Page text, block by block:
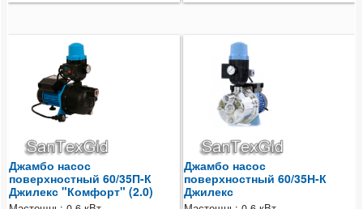
Джамбо насос
поверхностный 60/35П-К
Джилекс "Комфорт" (2.0)
Джамбо насос
поверхностный 60/35Н-К
Джилекс